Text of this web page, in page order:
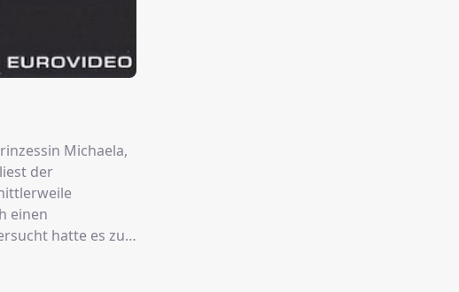
Michaela,
der
einen
hatte es zu